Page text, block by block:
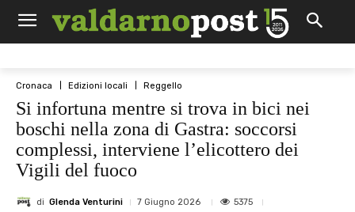
Cronaca Edizioni locali Reggello
Si infortuna mentre si trova in bici nei
boschi nella zona di Gastra: soccorsi
complessi, interviene l’elicottero dei
Vigili del fuoco
di Glenda Venturini 7 Giugno 2026 5375